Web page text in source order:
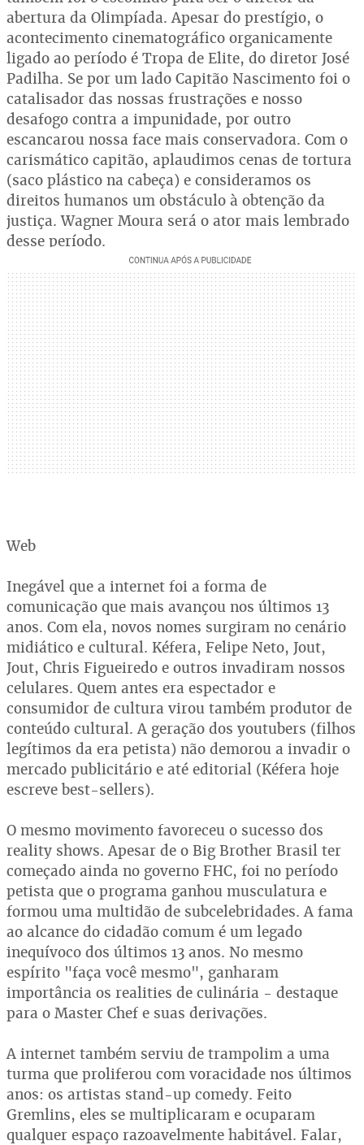
abertura da Olimpíada. Apesar do prestígio, o
acontecimento cinematográfico organicamente
ligado ao período é Tropa de Elite, do diretor José
Padilha. Se por um lado Capitão Nascimento foi o
catalisador das nossas frustrações e nosso
desafogo contra a impunidade, por outro
escancarou nossa face mais conservadora. Com o
carismático capitão, aplaudimos cenas de tortura
(saco plástico na cabeça) e consideramos os
direitos humanos um obstáculo à obtenção da
justiça. Wagner Moura será o ator mais lembrado
desse período.
Web
Inegável que a internet foi a forma de
comunicação que mais avançou nos últimos 13
anos. Com ela, novos nomes surgiram no cenário
midiático e cultural. Kéfera, Felipe Neto, Jout,
Jout, Chris Figueiredo e outros invadiram nossos
celulares. Quem antes era espectador e
consumidor de cultura virou também produtor de
conteúdo cultural. A geração dos youtubers (filhos
legítimos da era petista) não demorou a invadir o
mercado publicitário e até editorial (Kéfera hoje
escreve best-sellers).
O mesmo movimento favoreceu o sucesso dos
reality shows. Apesar de o Big Brother Brasil ter
começado ainda no governo FHC, foi no período
petista que o programa ganhou musculatura e
formou uma multidão de subcelebridades. A fama
ao alcance do cidadão comum é um legado
inequívoco dos últimos 13 anos. No mesmo
espírito "faça você mesmo", ganharam
importância os realities de culinária - destaque
para o Master Chef e suas derivações.
A internet também serviu de trampolim a uma
turma que proliferou com voracidade nos últimos
anos: os artistas stand-up comedy. Feito
Gremlins, eles se multiplicaram e ocuparam
qualquer espaço razoavelmente habitável. Falar,